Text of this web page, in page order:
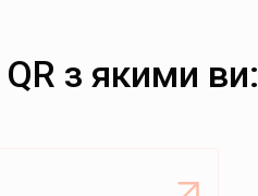
з якими ви: